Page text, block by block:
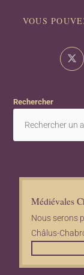
VOUS
Rechercher
Médiévales
Nous serons
Châlus-